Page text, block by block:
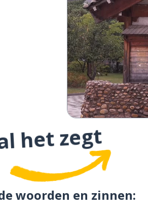
het zegt
woorden en zinnen: